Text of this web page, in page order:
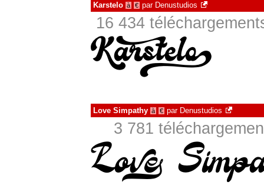
Karstelo à € par Denustudios
16 434
Love Simpathy à € par Denustudios
3 781